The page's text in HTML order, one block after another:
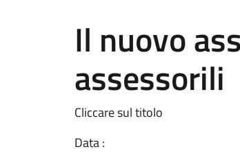
Il nuovo
assessorili
Cliccare sul titolo
Data :